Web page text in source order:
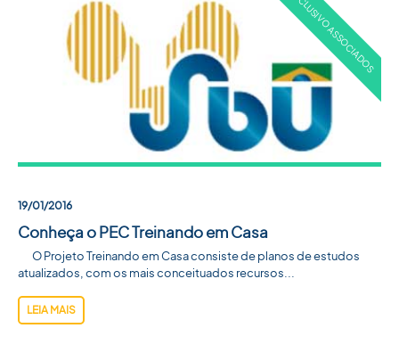
19/01/2016
Conheça o PEC Treinando em Casa
O Projeto Treinando em Casa consiste de planos de estudos
atualizados, com os mais conceituados recursos...
LEIA MAIS